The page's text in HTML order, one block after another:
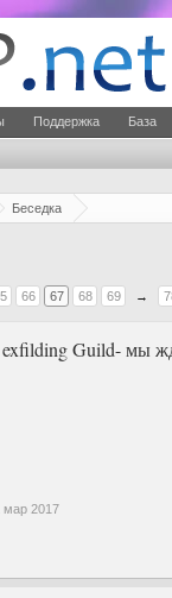
Поддержка База
Беседка
66 67 68 69 →
Guild- мы
мар 2017